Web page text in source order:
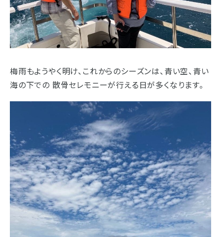
静岡本通店 静岡石田街道店 清水店
裾野店
- 企業情報
- 採用情報
- やまき寺子屋教室
- なつかしのCM
- プライバシーポリシー
梅雨もようやく明け、これからのシーズンは、青い空、青い
海の下での 散骨セレモニーが行える日が多くなります。